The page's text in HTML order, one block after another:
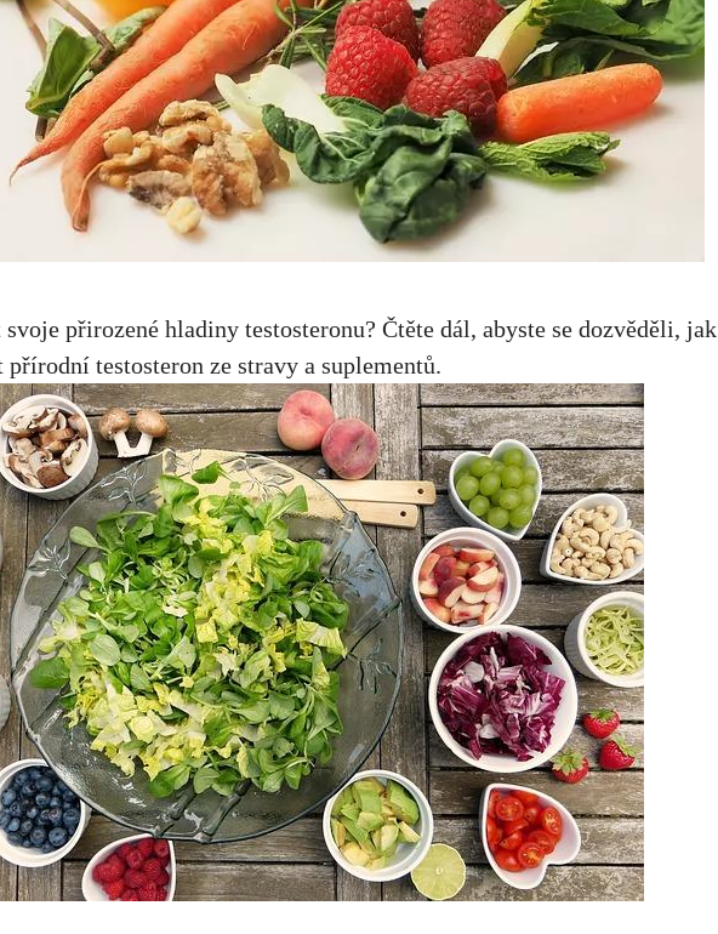
přirozené hladiny testosteronu? Čtěte dál, abyste se dozvěděli, jak
přírodní testosteron ze stravy a suplementů.